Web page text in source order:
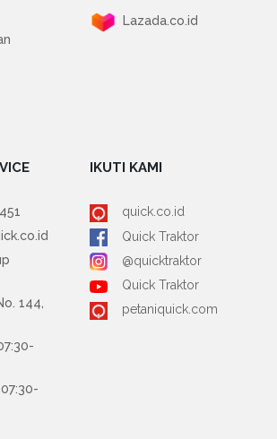
Lazada.co.id
144,
IKUTI KAMI
quick.co.id
Quick Traktor
@quicktraktor
Quick Traktor
petaniquick.com